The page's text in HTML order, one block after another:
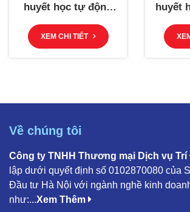
huyết học tự động
BF-6900
XEM CHI TIẾT
huyết
Về chúng tôi
Công ty TNHH Thương mại Dịch vụ
lập dưới quyết định số 0102870080 của
Đầu tư Hà Nội với ngành nghề kinh
như:...Xem Thêm